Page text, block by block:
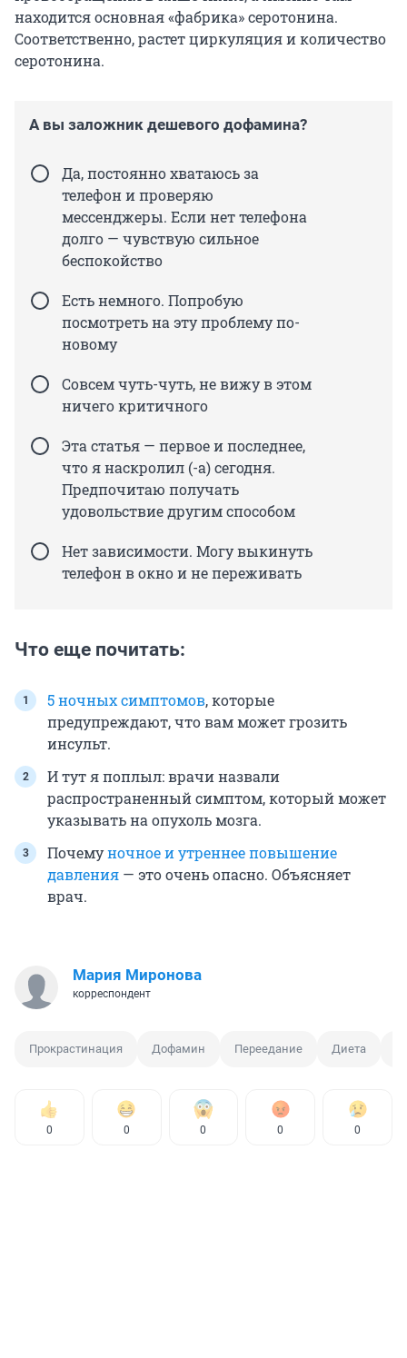
находится основная «фабрика» серотонина.
Соответственно, растет циркуляция и количество
серотонина.
А вы заложник дешевого дофамина?
Да, постоянно хватаюсь за
телефон и проверяю
мессенджеры. Если нет телефона
долго — чувствую сильное
беспокойство
Есть немного. Попробую
посмотреть на эту проблему по-
новому
Совсем чуть-чуть, не вижу в этом
ничего критичного
Эта статья — первое и последнее,
что я наскролил (-а) сегодня.
Предпочитаю получать
удовольствие другим способом
Нет зависимости. Могу выкинуть
телефон в окно и не переживать
Что еще почитать:
5 ночных симптомов, которые
предупреждают, что вам может грозить
инсульт.
И тут я поплыл: врачи назвали
распространенный симптом, который может
указывать на опухоль мозга.
Почемуночное и утреннее повышение
давления — это очень опасно. Объясняет
врач.
Мария Миронова
корреспондент
Прокрастинация Дофамин Переедание Диета
0 0 0 0 0